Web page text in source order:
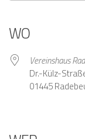
WO
Vereinshaus
Dr.-Külz-
01445